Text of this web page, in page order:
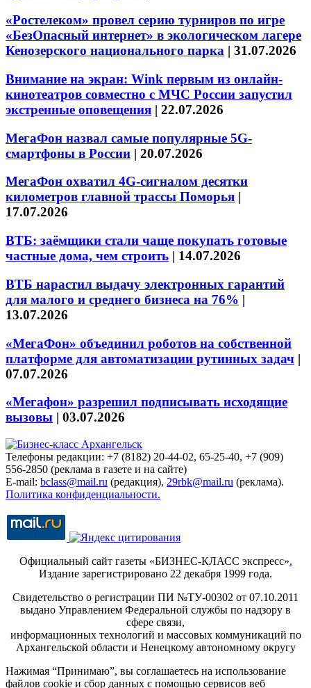
«Ростелеком» провел серию турниров по игре
«БезОпасный интернет» в экологическом лагере
Кенозерского национального парка | 31.07.2026
Внимание на экран: Wink первым из онлайн-
кинотеатров совместно с МЧС России запустил
экстренные оповещения | 22.07.2026
МегаФон назвал самые популярные 5G-
смартфоны в России | 20.07.2026
МегаФон охватил 4G-сигналом десятки
километров главной трассы Поморья |
17.07.2026
ВТБ: заёмщики стали чаще покупать готовые
частные дома, чем строить | 14.07.2026
ВТБ нарастил выдачу электронных гарантий
для малого и среднего бизнеса на 76% |
13.07.2026
«МегаФон» объединил роботов на собственной
платформе для автоматизации рутинных задач |
07.07.2026
«Мегафон» разрешил подписывать исходящие
вызовы | 03.07.2026
Телефоны редакции: +7 (8182) 20-44-02, 65-25-40, +7 (909)
556-2850 (реклама в газете и на сайте)
E-mail: bclass@mail.ru (редакция), 29rbk@mail.ru (реклама).
Политика конфиденциальности.
Официальный сайт газеты «БИЗНЕС-КЛАСС экспресс».
Издание зарегистрировано 22 декабря 1999 года.
Свидетельство о регистрации ПИ №ТУ-00302 от 07.10.2011
выдано Управлением Федеральной службы по надзору в
сфере связи,
информационных технологий и массовых коммуникаций по
Архангельской области и Ненецкому автономному округу
Нажимая “Принимаю”, вы соглашаетесь на использование
файлов cookie и сбор данных с помощью сервисов веб